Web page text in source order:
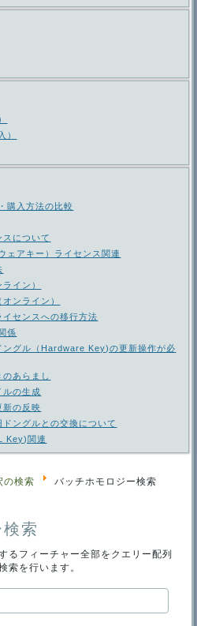
）
購入方法の比較
について
ェアキー）ライセンス関連
イン）
ンライン）
センスへの移行方法
係
ングル（Hardware Key)の更新操作が必
あらまし
ルの生成
新の反映
ングルとの交換について
Key)関連
の検索 バッチホモロジー検索
索
るフィーチャー全部をクエリー配列
索を行います。